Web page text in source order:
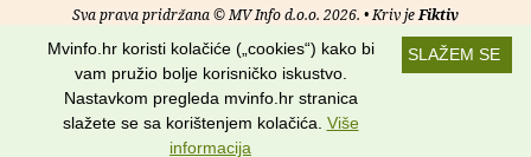
Sva prava pridržana © MV Info d.o.o. 2026. • Kriv jeFiktiv
Uvjeti korištenja RSS kanali
Potraži nas na:
SLAŽEM SE
Mvinfo.hr koristi kolačiće („cookies“) kako bi
vam pružio bolje korisničko iskustvo.
Nastavkom pregleda mvinfo.hr stranica
slažete se sa korištenjem kolačića. Više
informacija